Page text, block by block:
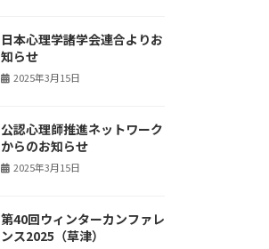
日本心理学諸学会連合よりお
知らせ
2025年3月15日
公認心理師推進ネットワーク
からのお知らせ
2025年3月15日
第40回ウィンターカンファレ
ンス2025（草津）